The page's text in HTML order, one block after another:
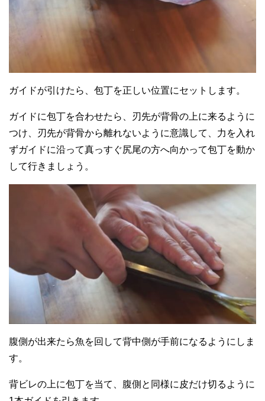
ガイドが引けたら、包丁を正しい位置にセットします。
ガイドに包丁を合わせたら、刃先が背骨の上に来るように
つけ、刃先が背骨から離れないように意識して、力を入れ
ずガイドに沿って真っすぐ尻尾の方へ向かって包丁を動か
して行きましょう。
腹側が出来たら魚を回して背中側が手前になるようにしま
す。
背ビレの上に包丁を当て、腹側と同様に皮だけ切るように